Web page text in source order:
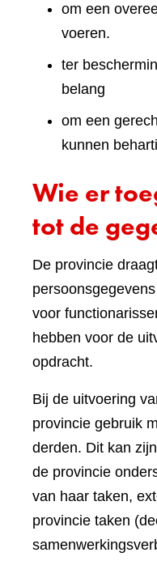
om een
voeren.
ter
belang
om een
kunnen
Wie er
tot de
De provincie
voor
hebben voor de
opdracht.
Bij de uitvoering
provincie gebruik
derden. Dit kan
de provincie
van haar taken,
provincie taken